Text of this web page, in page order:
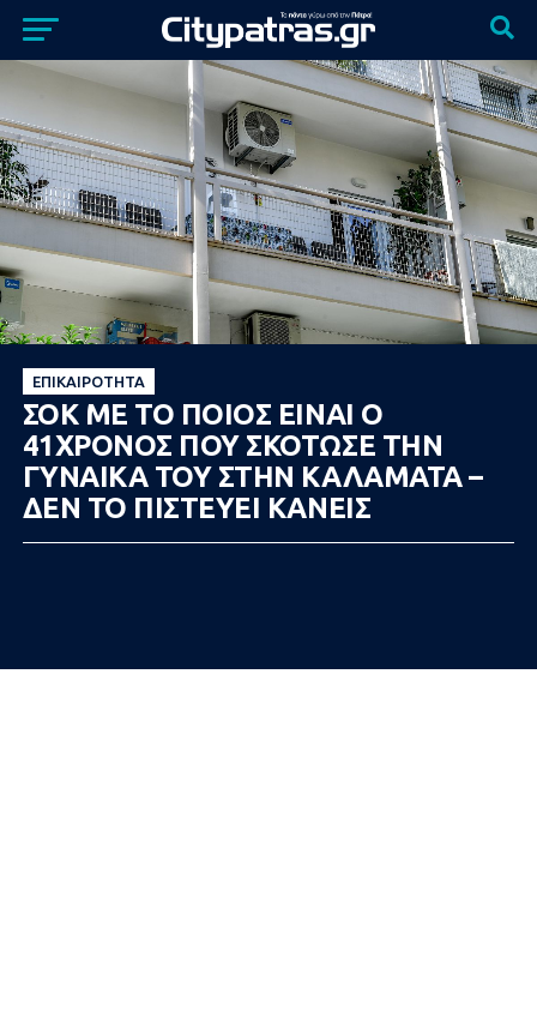
ΕΠΙΚΑΙΡΌΤΗΤΑ
ΣΟΚ ΜΕ ΤΟ ΠΟΙΟΣ ΕΙΝΑΙ Ο
41ΧΡΟΝΟΣ ΠΟΥ ΣΚΟΤΩΣΕ ΤΗΝ
ΓΥΝΑΙΚΑ ΤΟΥ ΣΤΗΝ ΚΑΛΑΜΑΤΑ –
ΔΕΝ ΤΟ ΠΙΣΤΕΥΕΙ ΚΑΝΕΙΣ